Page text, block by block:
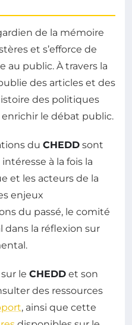
de la mémoire
et s’efforce de
public. À travers la
des articles et des
des politiques
le débat public.
du CHEDD sont
à la fois la
et les acteurs de la
enjeux
du passé, le comité
la réflexion sur
le CHEDD et son
des ressources
, ainsi que cette